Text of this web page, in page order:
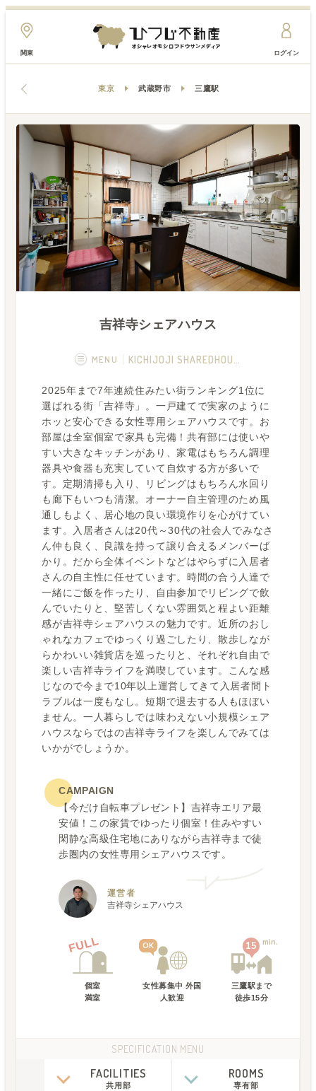
関東 ログイン
東京 武蔵野市 三鷹駅
吉祥寺シェアハウス
MENU
概要 画像一覧
空室状況 運営者
Q&A
2025年まで7年連続住みたい街ランキング1位に
選ばれる街「吉祥寺」。一戸建てで実家のように
ホッと安心できる女性専用シェアハウスです。お
部屋は全室個室で家具も完備！共有部には使いや
すい大きなキッチンがあり、家電はもちろん調理
器具や食器も充実していて自炊する方が多いで
す。定期清掃も入り、リビングはもちろん水回り
も廊下もいつも清潔。オーナー自主管理のため風
通しもよく、居心地の良い環境作りを心がけてい
ます。入居者さんは20代～30代の社会人でみなさ
ん仲も良く、良識を持って譲り合えるメンバーば
かり。だから全体イベントなどはやらずに入居者
さんの自主性に任せています。時間の合う人達で
一緒にご飯を作ったり、自由参加でリビングで飲
んでいたりと、堅苦しくない雰囲気と程よい距離
感が吉祥寺シェアハウスの魅力です。近所のおし
ゃれなカフェでゆっくり過ごしたり、散歩しなが
らかわいい雑貨店を巡ったりと、それぞれ自由で
楽しい吉祥寺ライフを満喫しています。こんな感
じなので今まで10年以上運営してきて入居者間ト
ラブルは一度もなし。短期で退去する人もほぼい
ません。一人暮らしでは味わえない小規模シェア
ハウスならではの吉祥寺ライフを楽しんでみては
いかがでしょうか。
CAMPAIGN
【今だけ自転車プレゼント】吉祥寺エリア最
安値！この家賃でゆったり個室！住みやすい
閑静な高級住宅地にありながら吉祥寺まで徒
歩圏内の女性専用シェアハウスです。
FULL
個室
満室
OK
女性募集中 外国
人歓迎
15 min.
三鷹駅まで
徒歩15分
運営者
吉祥寺シェアハウス
SPECIFICATION MENU
FACILITIES
共用部
ROOMS
専有部